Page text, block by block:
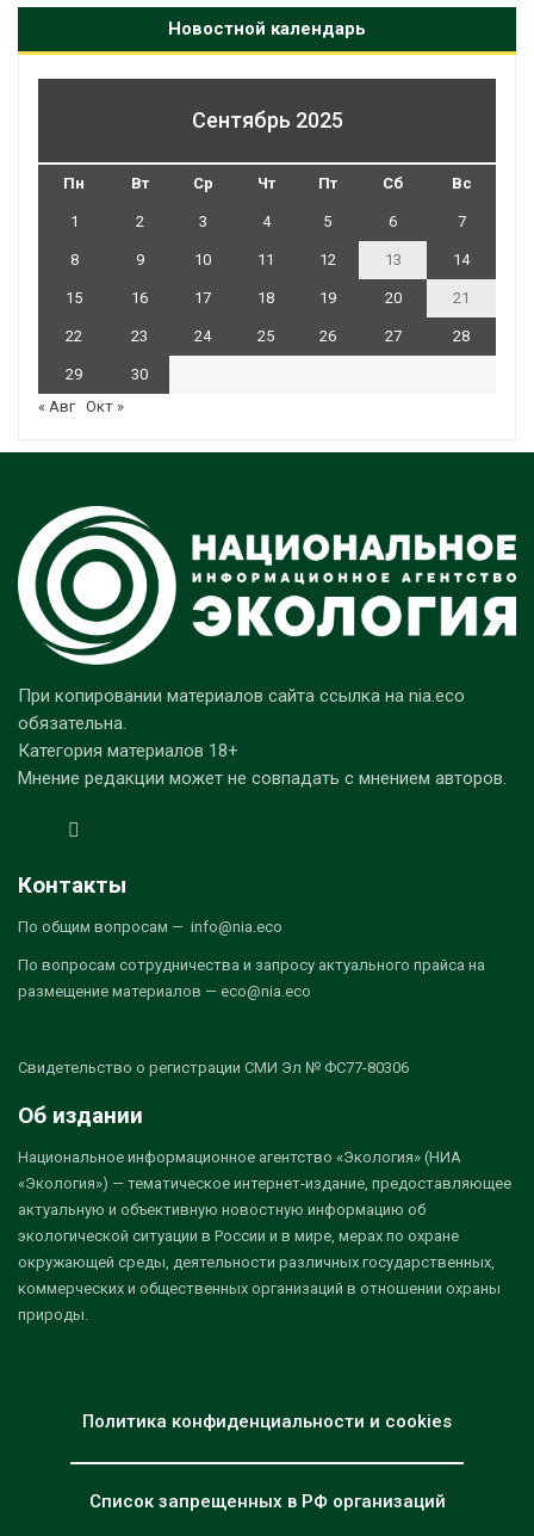
Новостной календарь
Сентябрь 2025
Пн Вт Ср Чт Пт Сб Вс
1 2 3 4 5 6 7
8 9 10 11 12 13 14
15 16 17 18 19 20 21
22 23 24 25 26 27 28
29
30
« Авг Окт »
При копировании материалов сайта ссылка на nia.eco
обязательна.
Категория материалов 18+
Мнение редакции может не совпадать с мнением авторов.
Контакты
По общим вопросам — info@nia.eco
По вопросам сотрудничества и запросу актуального прайса на
размещение материалов — eco@nia.eco
Свидетельство о регистрации СМИ Эл № ФС77-80306
Об издании
Национальное информационное агентство «Экология» (НИА
«Экология») — тематическое интернет-издание, предоставляющее
актуальную и объективную новостную информацию об
экологической ситуации в России и в мире, мерах по охране
окружающей среды, деятельности различных государственных,
коммерческих и общественных организаций в отношении охраны
природы.
Политика конфиденциальности и cookies
Список запрещенных в РФ организаций